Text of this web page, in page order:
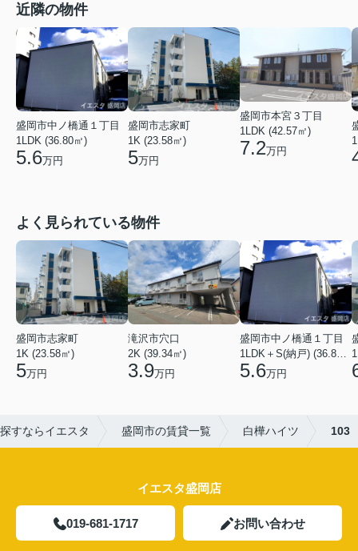
近隣の物件
盛岡市中ノ橋通１丁目
1LDK (36.80㎡)
5.6万円
盛岡市志家町
1K (23.58㎡)
5万円
盛岡市本宮３丁目
1LDK (42.57㎡)
7.2万円
よく見られている物件
盛岡市志家町
1K (23.58㎡)
5万円
滝沢市穴口
2K (39.34㎡)
3.9万円
盛岡市中ノ橋通１丁目
1LDK＋S(納戸) (36.80㎡)
5.6万円
すならイエスタ 盛岡市の賃貸一覧 白樺ハイツ 103
イエスタ盛岡店
019-681-1717 お問い合わせ